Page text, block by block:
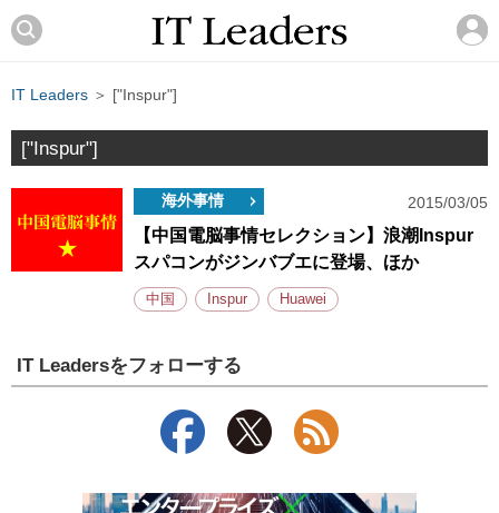
IT Leaders ＞ ["Inspur"]
["Inspur"]
海外事情 2015/03/05
【中国電脳事情セレクション】浪潮Inspur
スパコンがジンバブエに登場、ほか
中国 Inspur Huawei
IT Leadersをフォローする